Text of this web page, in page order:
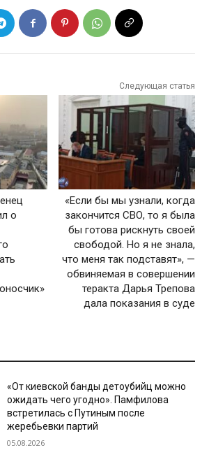
о
Следующая статья
«Если бы мы узнали, когда
закончится СВО, то я была
бы готова рискнуть своей
свободой. Но я не знала,
что меня так подставят», —
обвиняемая в совершении
теракта Дарья Трепова
дала показания в суде
«От киевской банды детоубийц можно
ожидать чего угодно». Памфилова
встретилась с Путиным после
жеребьевки партий
05.08.2026